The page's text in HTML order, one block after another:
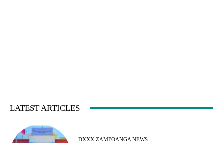
LATEST ARTICLES
DXXX ZAMBOANGA NEWS